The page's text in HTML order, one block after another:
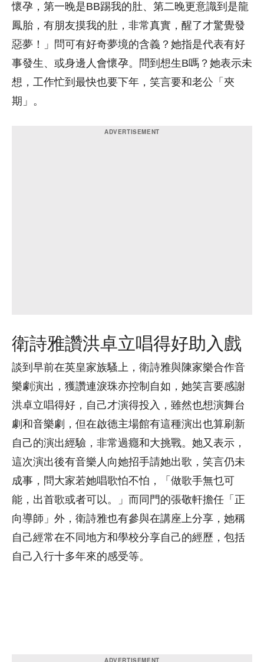
懷孕，第一晚是BB踢我的肚、第二晚更意識到是龍
鳳胎，有朋友摸我的肚，非常真實，醒了才驚覺發
惡夢！」問可有好奇夢境的含義？她指是代表有好
事發生、或身邊人會懷孕。問到想生B嗎？她表示未
想，工作忙到最快也要下年，笑言要和老公「夾
期」。
衛詩雅讚洪卓立唱得好助入戲
談到早前在英皇家族騷上，衛詩雅與陳家樂合作音
樂劇演出，獲讚連淚珠亦控制自如，她笑言要感謝
洪卓立唱得好，自己才演得投入，雖然也想演舞台
劇和音樂劇，但在啟德主場館有這種演出也算刷新
自己的演出經驗，非常過癮和大挑戰。她又表示，
這次演出後有音樂人向她招手請她出歌，笑言仍未
成事，問大家若她唱歌怕不怕，「做歌手無乜可
能，出首歌或者可以。」而同門的張敬軒擔任「正
向導師」外，衛詩雅也有參與在講座上分享，她稱
自己經常在不同地方和學校分享自己的經歷，包括
自己入行十多年來的感受等。